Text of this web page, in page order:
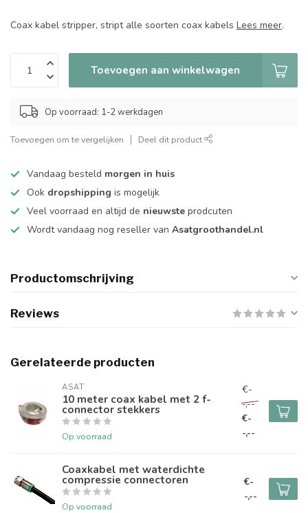
Coax kabel stripper, stript alle soorten coax kabels Lees meer.
Toevoegen aan winkelwagen
Op voorraad: 1-2 werkdagen
Toevoegen om te vergelijken Deel dit product
Vandaag besteld morgen in huis
Ook dropshipping is mogelijk
Veel voorraad en altijd de nieuwste prodcuten
Wordt vandaag nog reseller van Asatgroothandel.nl
Productomschrijving
Reviews
Gerelateerde producten
ASAT
10 meter coax kabel met 2 f-
connector stekkers
Op voorraad
€-
-,--
€-
-,--
Coaxkabel met waterdichte
compressie connectoren
Op voorraad
€-
-,--